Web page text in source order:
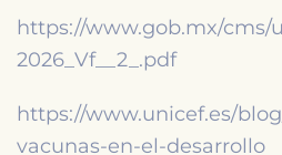
https://www.gob.mx/cms/
2026_Vf__2_.pdf
https://www.unicef.es/
vacunas-en-el-desarrollo